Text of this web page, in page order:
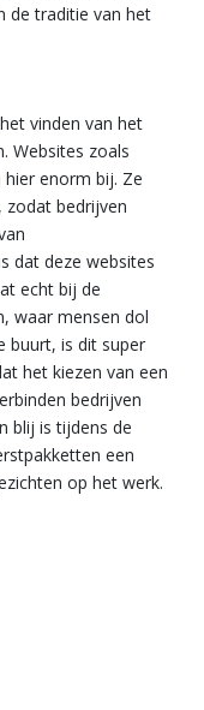
de traditie van het
vinden van het
Websites zoals
hier enorm bij. Ze
bedrijven
dat deze websites
echt bij de
waar mensen dol
buurt, is dit super
het kiezen van een
bedrijven
blij is tijdens de
een
op het werk.